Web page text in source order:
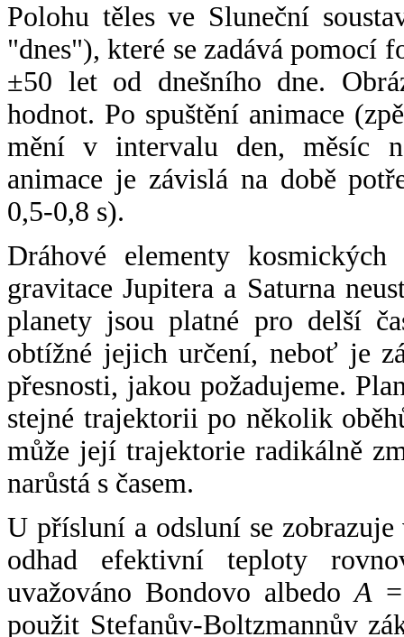
Polohu těles ve Sluneční
"dnes"), které se zadává pomocí
±50 let od dnešního dne.
hodnot. Po spuštění animace
mění v intervalu den, měsíc
animace je závislá na době
0,5-0,8 s).
Dráhové elementy
gravitace Jupitera a Saturna
planety jsou platné pro delší
obtížné jejich určení, neboť je
přesnosti, jakou požadujeme.
stejné trajektorii po několik
může její trajektorie radikálně
narůstá s časem.
U přísluní a odsluní se
odhad efektivní teploty
uvažováno Bondovo albedoA
použit Stefanův-Boltzmannův